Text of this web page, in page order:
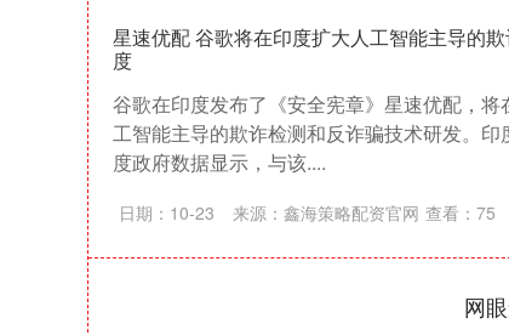
星速优配 谷歌将在印度扩大人工智能主导的
度
谷歌在印度发布了《安全宪章》星速优配，
工智能主导的欺诈检测和反诈骗技术研发。
度政府数据显示，与该....
日期：10-23 来源：鑫海策略配资官网 查看： 75
网